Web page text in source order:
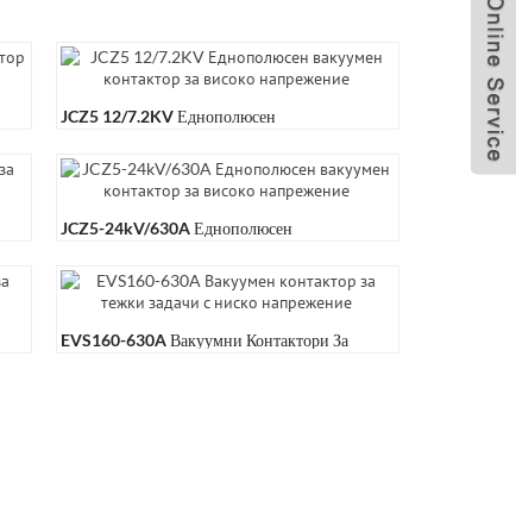
JCZ5 12/7.2KV Еднополюсен
JCZ5-24kV/630A Еднополюсен
EVS160-630A Вакуумни Контактори За